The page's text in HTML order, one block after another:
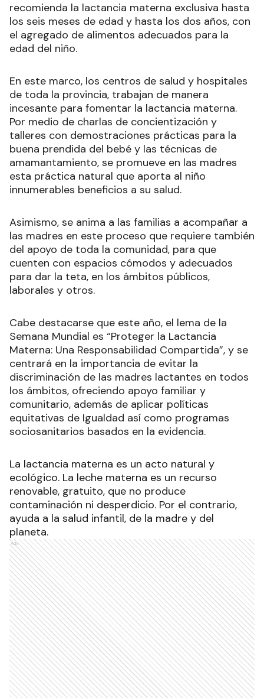
recomienda la lactancia materna exclusiva hasta
los seis meses de edad y hasta los dos años, con
el agregado de alimentos adecuados para la
edad del niño.
En este marco, los centros de salud y hospitales
de toda la provincia, trabajan de manera
incesante para fomentar la lactancia materna.
Por medio de charlas de concientización y
talleres con demostraciones prácticas para la
buena prendida del bebé y las técnicas de
amamantamiento, se promueve en las madres
esta práctica natural que aporta al niño
innumerables beneficios a su salud.
Asimismo, se anima a las familias a acompañar a
las madres en este proceso que requiere también
del apoyo de toda la comunidad, para que
cuenten con espacios cómodos y adecuados
para dar la teta, en los ámbitos públicos,
laborales y otros.
Cabe destacarse que este año, el lema de la
Semana Mundial es “Proteger la Lactancia
Materna: Una Responsabilidad Compartida”, y se
centrará en la importancia de evitar la
discriminación de las madres lactantes en todos
los ámbitos, ofreciendo apoyo familiar y
comunitario, además de aplicar políticas
equitativas de Igualdad así como programas
sociosanitarios basados en la evidencia.
La lactancia materna es un acto natural y
ecológico. La leche materna es un recurso
renovable, gratuito, que no produce
contaminación ni desperdicio. Por el contrario,
ayuda a la salud infantil, de la madre y del
planeta.
Ads